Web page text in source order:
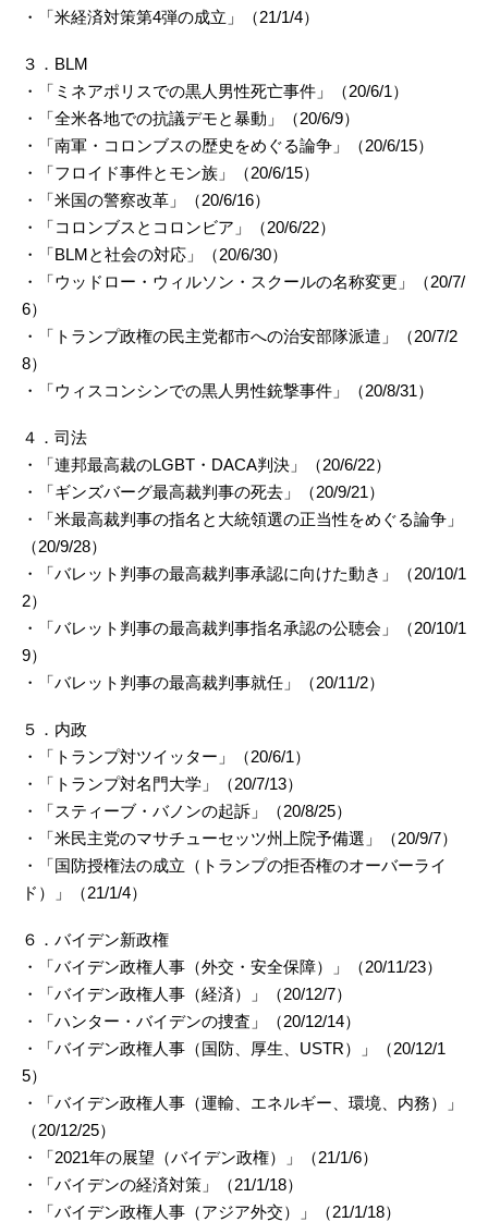
・「米経済対策第4弾の成立」（21/1/4）
３．BLM
・「ミネアポリスでの黒人男性死亡事件」（20/6/1）
・「全米各地での抗議デモと暴動」（20/6/9）
・「南軍・コロンブスの歴史をめぐる論争」（20/6/15）
・「フロイド事件とモン族」（20/6/15）
・「米国の警察改革」（20/6/16）
・「コロンブスとコロンビア」（20/6/22）
・「BLMと社会の対応」（20/6/30）
・「ウッドロー・ウィルソン・スクールの名称変更」（20/7/
6）
・「トランプ政権の民主党都市への治安部隊派遣」（20/7/2
8）
・「ウィスコンシンでの黒人男性銃撃事件」（20/8/31）
４．司法
・「連邦最高裁のLGBT・DACA判決」（20/6/22）
・「ギンズバーグ最高裁判事の死去」（20/9/21）
・「米最高裁判事の指名と大統領選の正当性をめぐる論争」
（20/9/28）
・「バレット判事の最高裁判事承認に向けた動き」（20/10/1
2）
・「バレット判事の最高裁判事指名承認の公聴会」（20/10/1
9）
・「バレット判事の最高裁判事就任」（20/11/2）
５．内政
・「トランプ対ツイッター」（20/6/1）
・「トランプ対名門大学」（20/7/13）
・「スティーブ・バノンの起訴」（20/8/25）
・「米民主党のマサチューセッツ州上院予備選」（20/9/7）
・「国防授権法の成立（トランプの拒否権のオーバーライ
ド）」（21/1/4）
６．バイデン新政権
・「バイデン政権人事（外交・安全保障）」（20/11/23）
・「バイデン政権人事（経済）」（20/12/7）
・「ハンター・バイデンの捜査」（20/12/14）
・「バイデン政権人事（国防、厚生、USTR）」（20/12/1
5）
・「バイデン政権人事（運輸、エネルギー、環境、内務）」
（20/12/25）
・「2021年の展望（バイデン政権）」（21/1/6）
・「バイデンの経済対策」（21/1/18）
・「バイデン政権人事（アジア外交）」（21/1/18）